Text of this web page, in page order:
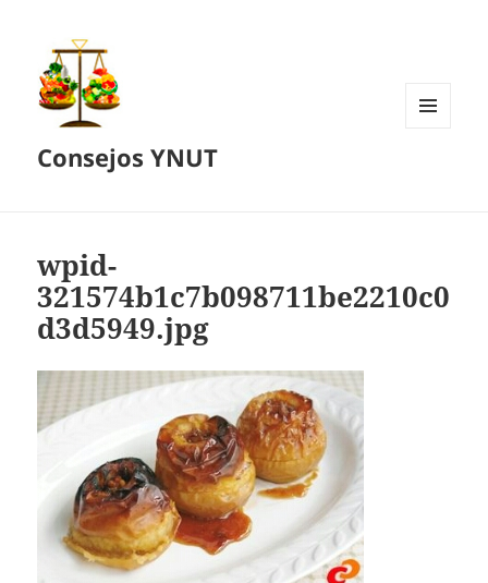
Consejos YNUT
wpid-
321574b1c7b098711be2210c0
d3d5949.jpg